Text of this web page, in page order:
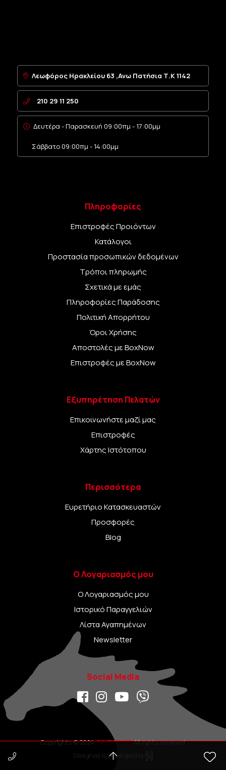
Λεωφόρος Ηρακλείου 63 ,Ανω Πατήσια Τ.Κ 1142
210 29 11 250
Δευτέρα - Παρασκευή 09:00πμ - 17:00μμ
Σάββατο 09:00πμ - 14:00μμ
Πληροφορίες
Επιστροφές Προιόντων
Κατάλογοι
Προστασία προσωπικών δεδομένων
Τρόποι πληρωμής
Σχετικά με εμάς
Πληροφορίες Παράδοσης
Πολιτική Απορρήτου
Όροι Χρήσης
Αποστολές με BoxNow
Επιστροφές με BoxNow
Εξυπηρέτηση Πελατών
Επικοινωνήστε μαζί μας
Επιστροφές
Χάρτης Ιστότοπου
Περισσότερα
Ευρετήριο Κατασκευαστών
Προσφορές
Blog
Ο Λογαριασμός μου
Ο Λογαριασμός μου
Ιστορικό Παραγγελιών
Λίστα Αγαπημένων
Newsletter
Social Media
Copyrights © 2024.SAVELTRADE.All rights reserved.
Designed & Developed by